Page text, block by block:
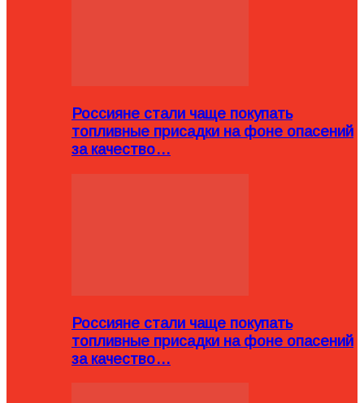
Россияне стали чаще покупать
топливные присадки на фоне опасений
за качество…
Россияне стали чаще покупать
топливные присадки на фоне опасений
за качество…